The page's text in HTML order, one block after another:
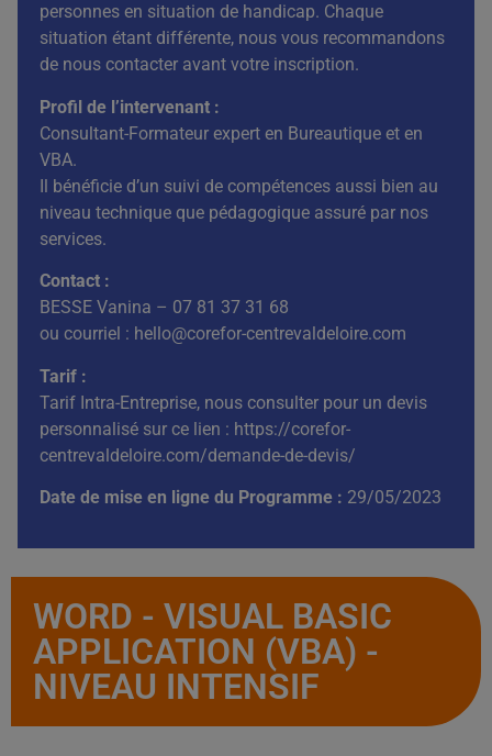
personnes en situation de handicap. Chaque
situation étant différente, nous vous recommandons
de nous contacter avant votre inscription.
Profil de l’intervenant :
Consultant-Formateur expert en Bureautique et en
VBA.
Il bénéficie d’un suivi de compétences aussi bien au
niveau technique que pédagogique assuré par nos
services.
Contact :
BESSE Vanina – 07 81 37 31 68
ou courriel : hello@corefor-centrevaldeloire.com
Tarif :
Tarif Intra-Entreprise, nous consulter pour un devis
personnalisé sur ce lien : https://corefor-
centrevaldeloire.com/demande-de-devis/
Date de mise en ligne du Programme : 29/05/2023
WORD - VISUAL BASIC
APPLICATION (VBA) -
NIVEAU INTENSIF